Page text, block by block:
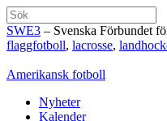
Hoppa
till
innehåll
Sök
SWE3 – Svenska Förbundet
flaggfotboll, lacrosse,
Amerikansk fotboll
Nyheter
Kalender